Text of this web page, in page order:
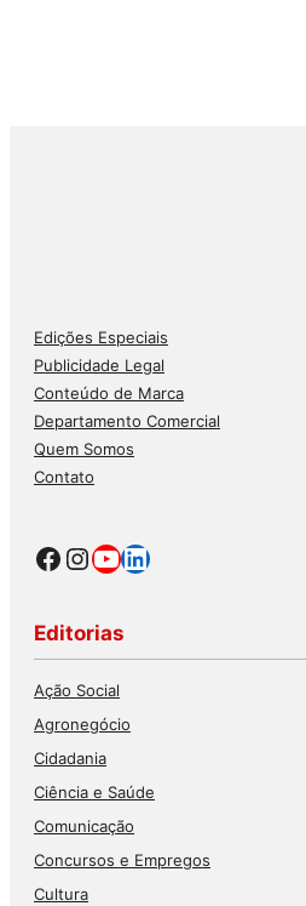
Edições Especiais
Publicidade Legal
Conteúdo de Marca
Departamento Comercial
Quem Somos
Contato
Facebook
Instagram
Youtube
LinkedIn
Editorias
Ação Social
Agronegócio
Cidadania
Ciência e Saúde
Comunicação
Concursos e Empregos
Cultura